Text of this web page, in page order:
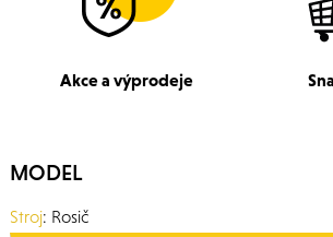
Akce a výprodeje
MODEL
Stroj: Rosič